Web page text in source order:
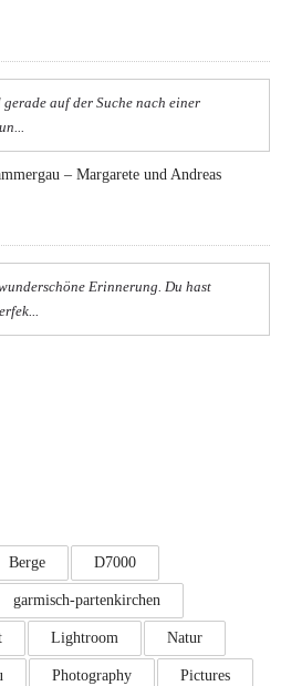
auf der Suche nach einer
– Margarete und Andreas
Erinnerung. Du hast
Berge D7000
garmisch-partenkirchen
Lightroom Natur
Photography Pictures